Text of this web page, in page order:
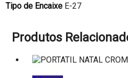
Tipo de Encaixe E-27
Produtos